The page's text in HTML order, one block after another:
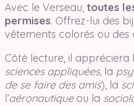
Avec le Verseau, toutes
permises. Offrez-lui des
vêtements colorés ou des
Côté lecture, il appréciera
sciences appliquées, la
de se faire des amis), la
l’aéronautiqueou la